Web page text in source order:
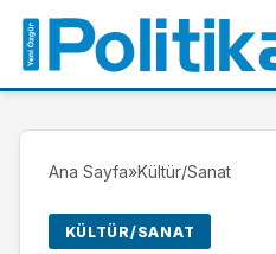
Ana Sayfa»Kültür/Sanat
KÜLTÜR/SANAT